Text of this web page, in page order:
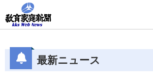
最新ニュース